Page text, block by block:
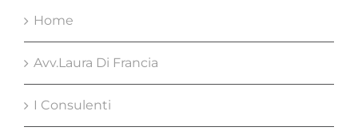
Home
Avv.Laura Di Francia
I Consulenti